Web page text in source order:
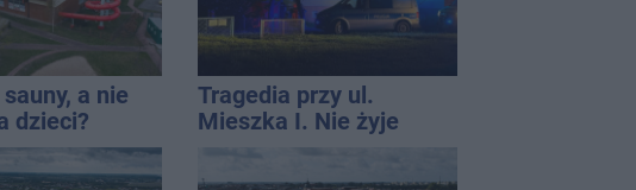
a nie
dzieci?
Tragedia przy ul.
Mieszka I. Nie żyje
osoba, która wypadła z
czwartego piętra